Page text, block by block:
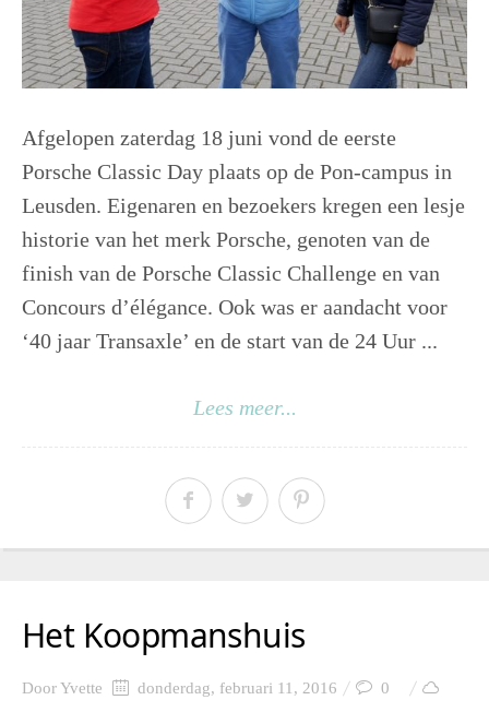
Afgelopen zaterdag 18 juni vond de eerste
Porsche Classic Day plaats op de Pon-campus in
Leusden. Eigenaren en bezoekers kregen een lesje
historie van het merk Porsche, genoten van de
finish van de Porsche Classic Challenge en van
Concours d’élégance. Ook was er aandacht voor
‘40 jaar Transaxle’ en de start van de 24 Uur ...
Lees meer...
Het Koopmanshuis
DoorYvette donderdag, februari 11, 2016
0